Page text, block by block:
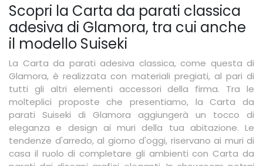
Scopri la Carta da parati classica
adesiva di Glamora, tra cui anche
il modello Suiseki
La Carta da parati adesiva classica, come questa di
Glamora, è realizzata con materiali pregiati, al pari di
tutti gli altri elementi accessori della firma. Tra le
molteplici proposte che presentiamo, la Carta da
parati Suiseki di Glamora aggiungerà un tocco di
eleganza e design ai muri della tua abitazione. Le
tendenze d'arredo, al giorno d'oggi, riservano ai muri di
casa il ruolo di completare gli ambienti con Carta da